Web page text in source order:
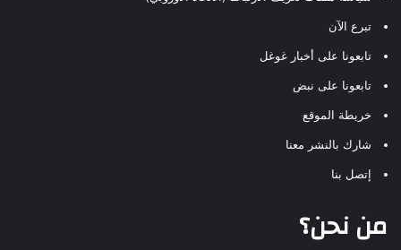
تبرع الآن
تابعونا على أخبار غوغل
تابعونا على نبض
خريطة الموقع
شارك بالنشر معنا
إتصل بنا
من نحن؟